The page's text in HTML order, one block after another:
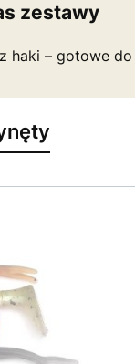
zestawy
haki – gotowe do